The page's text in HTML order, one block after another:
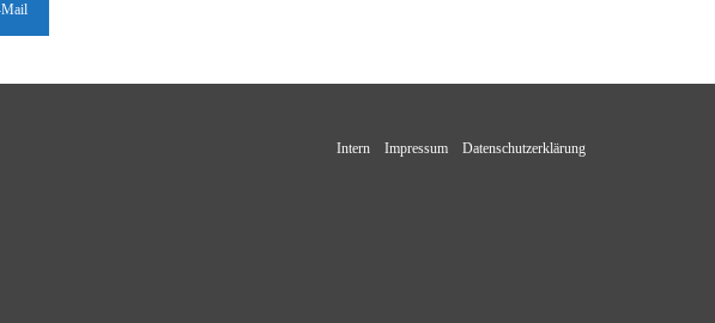
Intern Impressum Datenschutzerklärung